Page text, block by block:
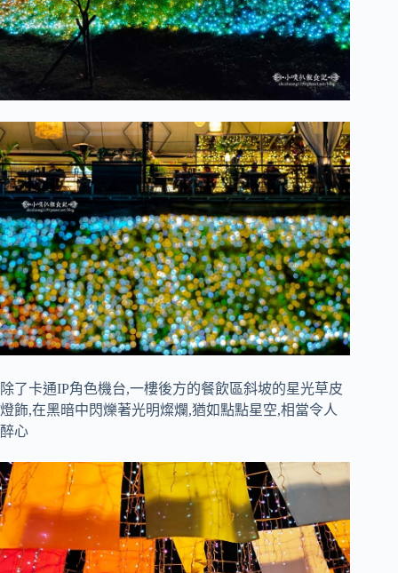
除了卡通IP角色機台,一樓後方的餐飲區斜坡的星光草皮
燈飾,在黑暗中閃爍著光明燦爛,猶如點點星空,相當令人
醉心